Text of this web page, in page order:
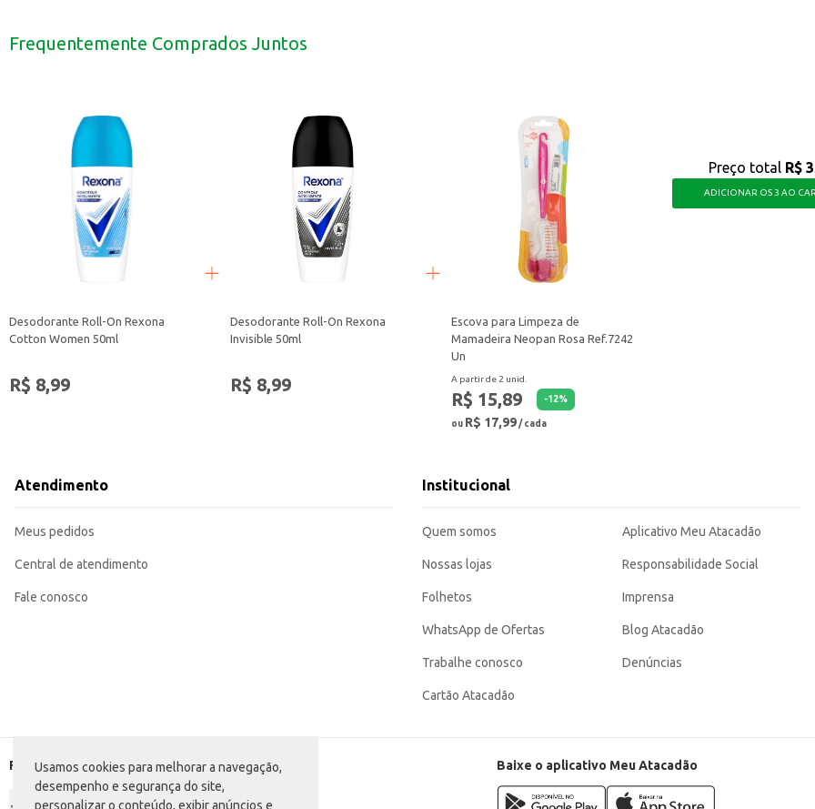
Usamos cookies para melhorar a navegação,
desempenho e segurança do site,
personalizar o conteúdo, exibir anúncios e
O Desodorante Roll-On Dove Original é uma opção prática e eficiente para quem busca proteção e cuidado com a pele, combinando a eficácia
Frequentemente Comprados Juntos
Desodorante Roll-On Rexona
Cotton Women 50ml
R$ 8,99
Desodorante Roll-On Rexona
Invisible 50ml
R$ 8,99
Escova para Limpeza de
Mamadeira Neopan Rosa Ref.7242
Un
A partir de 2 unid.
R$ 15,89 -12%
ou R$ 17,99/ cada
Preço total R$
ADICIONAR OS 3 AO
Atendimento
Meus pedidos
Central de atendimento
Fale conosco
Institucional
Quem somos
Nossas lojas
Folhetos
WhatsApp de Ofertas
Trabalhe conosco
Cartão Atacadão
Aplicativo Meu Atacadão
Responsabilidade Social
Imprensa
Blog Atacadão
Denúncias
Formas de pagamento Baixe o aplicativo Meu Atacadão